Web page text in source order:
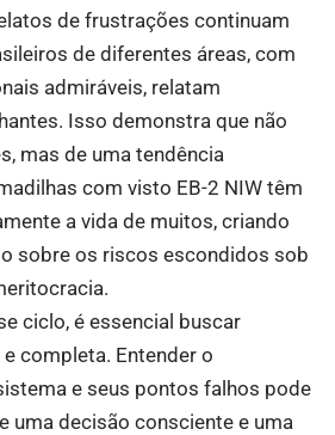
de frustrações continuam
de diferentes áreas, com
admiráveis, relatam
Isso demonstra que não
mas de uma tendência
com visto EB-2 NIW têm
a vida de muitos, criando
sobre os riscos escondidos sob
ciclo, é essencial buscar
completa. Entender o
e seus pontos falhos pode
uma decisão consciente e uma